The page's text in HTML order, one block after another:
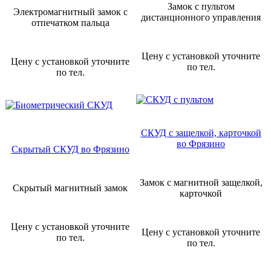
Электромагнитный замок с
отпечатком пальца
Цену с установкой уточните
по тел.
Замок с пультом
дистанционного управления
Цену с установкой уточните
по тел.
Скрытый СКУД во Фрязино
Скрытый магнитный замок
Цену с установкой уточните
по тел.
СКУД с защелкой, карточкой
во Фрязино
Замок с магнитной защелкой,
карточкой
Цену с установкой уточните
по тел.